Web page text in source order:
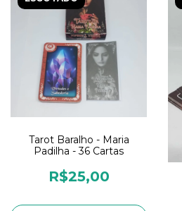
Tarot Baralho - Maria
Padilha - 36 Cartas
R$25,00